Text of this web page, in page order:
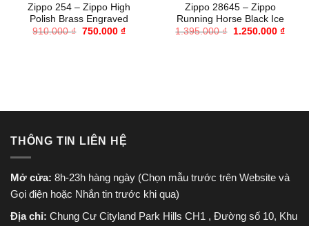
Zippo 254 – Zippo High
Polish Brass Engraved
910.000₫ Giá
750.000 ₫Giá
Zippo 28645 – Zippo
Running Horse Black Ice
1.395.000₫
Giá
1.250.000 ₫Giá
THÔNG TIN LIÊN HỆ
Mở cửa: 8h-23h hàng ngày (Chọn mẫu trước trên Website và
Gọi điện hoặc Nhắn tin trước khi qua)
Địa chỉ: Chung Cư Cityland Park Hills CH1 , Đường số 10, Khu